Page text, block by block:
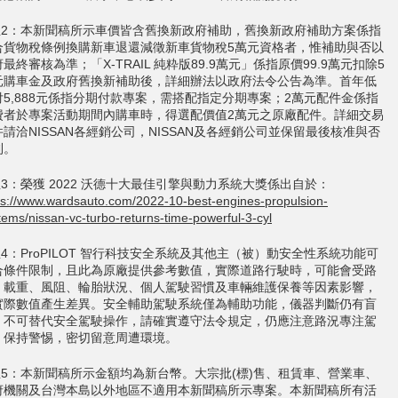
：本新聞稿所示車價皆含舊換新政府補助，舊換新政府補助方案係指
貨物稅條例換購新車退還減徵新車貨物稅5萬元資格者，惟補助與否以
最終審核為準；「X-TRAIL 純粋版89.9萬元」係指原價99.9萬元扣除5
購車金及政府舊換新補助後，詳細辦法以政府法令公告為準。首年低
5,888元係指分期付款專案，需搭配指定分期專案；2萬元配件金係指
者於專案活動期間內購車時，得選配價值2萬元之原廠配件。詳細交易
請洽NISSAN各經銷公司，NISSAN及各經銷公司並保留最後核准與否
：榮獲 2022 沃德十大最佳引擎與動力系統大獎係出自於：
www.wardsauto.com/2022-10-best-engines-propulsion-
nissan-vc-turbo-returns-time-powerful-3-cyl
：ProPILOT 智行科技安全系統及其他主（被）動安全性系統功能可
條件限制，且此為原廠提供參考數值，實際道路行駛時，可能會受路
載重、風阻、輪胎狀況、個人駕駛習慣及車輛維護保養等因素影響，
際數值產生差異。安全輔助駕駛系統僅為輔助功能，儀器判斷仍有盲
不可替代安全駕駛操作，請確實遵守法令規定，仍應注意路況專注駕
保持警惕，密切留意周遭環境。
：本新聞稿所示金額均為新台幣。大宗批(標)售、租賃車、營業車、
機關及台灣本島以外地區不適用本新聞稿所示專案。本新聞稿所有活